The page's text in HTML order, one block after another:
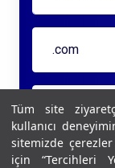
Tüm site
kullanıcı
sitemizde çerezler
için “Tercihleri
.com